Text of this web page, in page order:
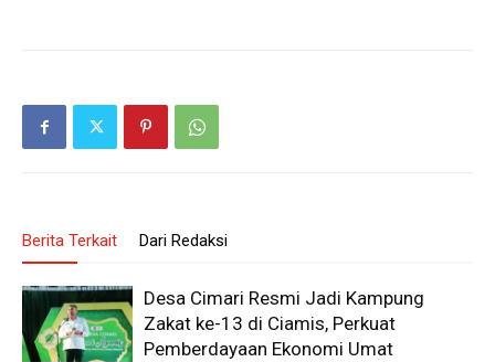
Berita Terkait Dari Redaksi
Desa Cimari Resmi Jadi Kampung
Zakat ke-13 di Ciamis, Perkuat
Pemberdayaan Ekonomi Umat